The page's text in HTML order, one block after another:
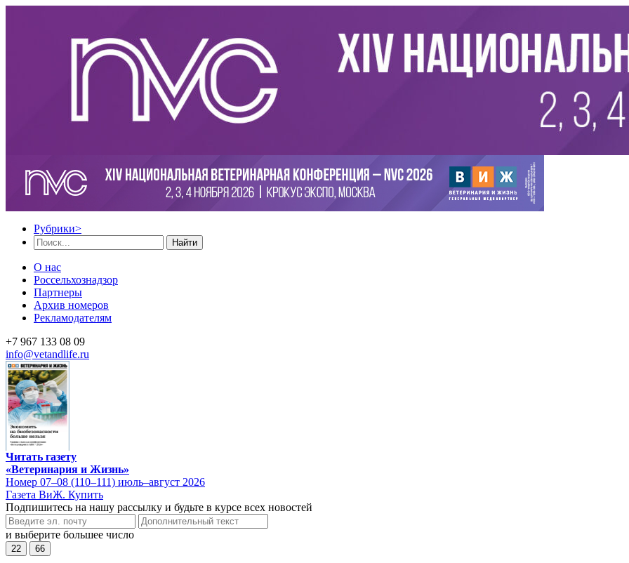
Рубрики>
Найти
О нас
Россельхознадзор
Партнеры
Архив номеров
Рекламодателям
+7 967 133 08 09
info@vetandlife.ru
Читать газету
«Ветеринария и Жизнь»
Номер 07–08 (110–111) июль–август 2026
Газета ВиЖ. Купить
Подпишитесь на нашу рассылку и будьте в курсе всех новостей
и выберите большее число
22 66